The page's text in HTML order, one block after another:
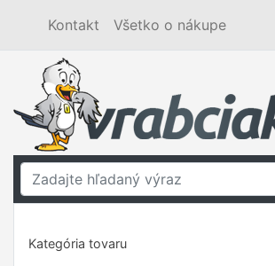
Kontakt Všetko o nákupe
Kategória tovaru